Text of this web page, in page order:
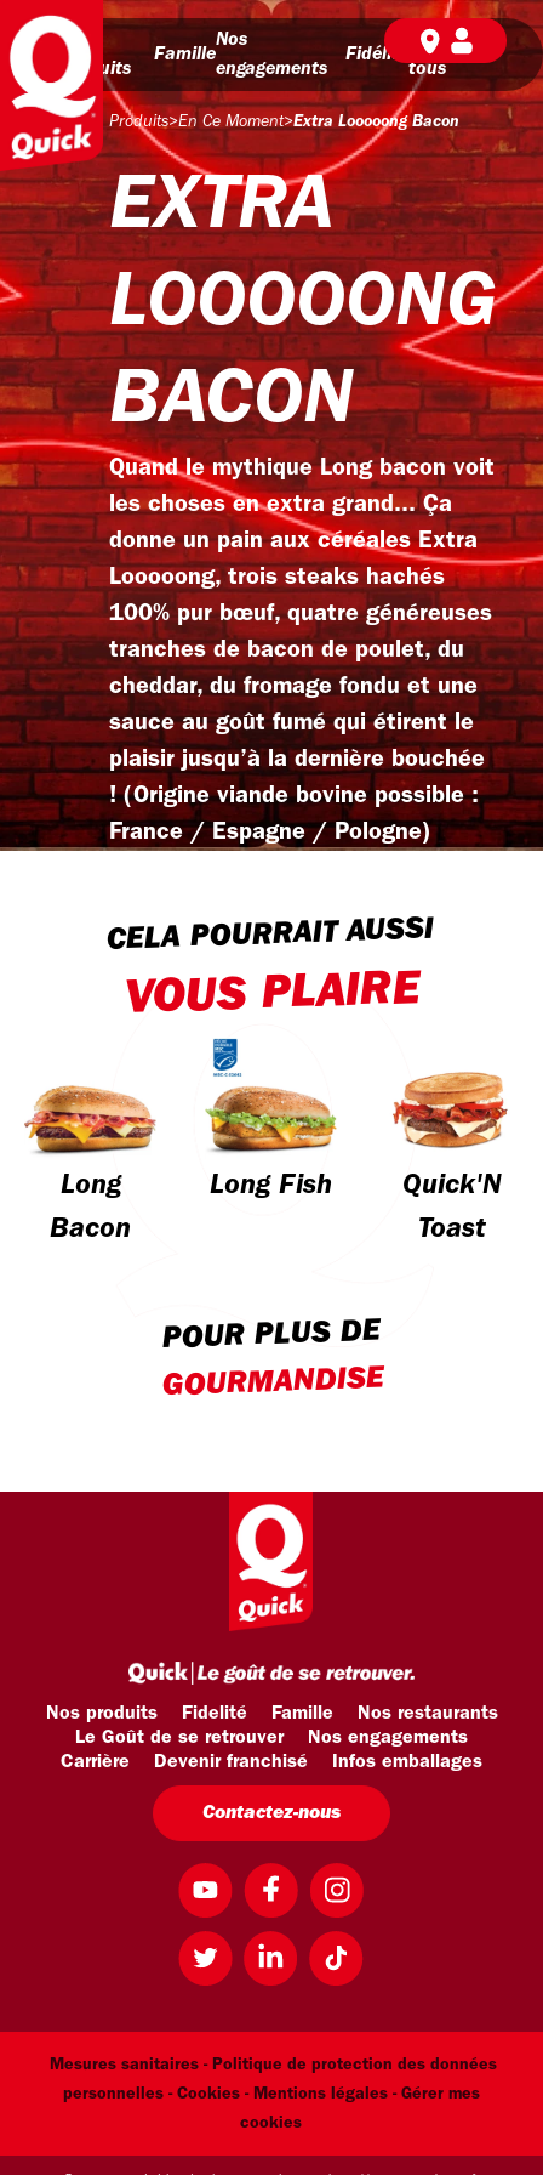
Nos
produits
Famille
Nos
engagements
Fidélité
BD pour
tous
Produits>En Ce Moment>Extra Looooong Bacon
EXTRA
LOOOOONG
BACON
Quand le mythique Long bacon voit
les choses en extra grand... Ça
donne un pain aux céréales Extra
Looooong, trois steaks hachés
100% pur bœuf, quatre généreuses
tranches de bacon de poulet, du
cheddar, du fromage fondu et une
sauce au goût fumé qui étirent le
plaisir jusqu’à la dernière bouchée
! (Origine viande bovine possible :
France / Espagne / Pologne)
CELA POURRAIT AUSSI
VOUS PLAIRE
Long
Bacon
Long Fish
Quick'N
Toast
POUR PLUS DE
GOURMANDISE
Nos produits Fidelité Famille
Nos restaurants
Le Goût de se retrouver
Nos engagements
Carrière
Devenir franchisé Infos emballages
Contactez-nous
Mesures sanitaires - Politique de protection des données
personnelles - Cookies - Mentions légales - Gérer mes
cookies